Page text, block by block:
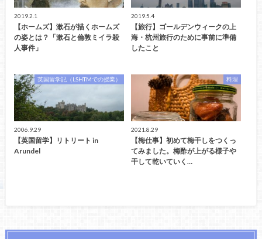
2019.2.1
【ホームズ】漱石が描くホームズ
の姿とは？「漱石と倫敦ミイラ殺
人事件」
2019.5.4
【旅行】ゴールデンウィークの上
海・杭州旅行のために事前に準備
したこと
英国留学記（LSHTMでの授業）
2006.9.29
【英国留学】リトリート in
Arundel
料理
2021.8.29
【梅仕事】初めて梅干しをつくっ
てみました。梅酢が上がる様子や
干して乾いていく…